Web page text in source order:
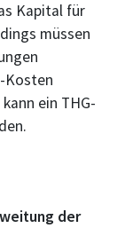
Kapital für
müssen
Kosten
ein THG-
der